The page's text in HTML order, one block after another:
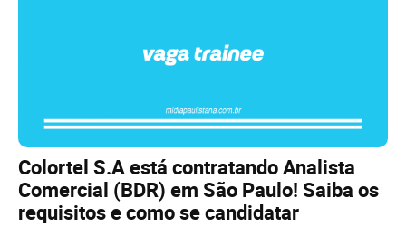
Colortel S.A está contratando Analista
Comercial (BDR) em São Paulo! Saiba os
requisitos e como se candidatar